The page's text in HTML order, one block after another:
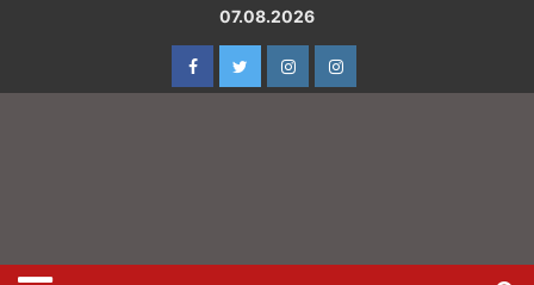
07.08.2026